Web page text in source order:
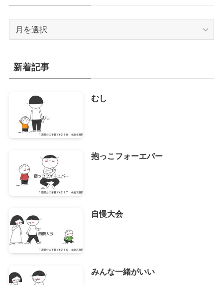
イ
ブ
新着記事
むし
抱っこフォーエバー
自慢大会
みんな一緒がいい